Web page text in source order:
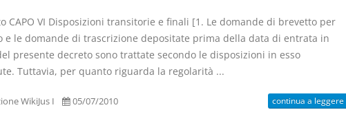
CAPO VI Disposizioni transitorie e finali [1. Le domande di brevetto per
e le domande di trascrizione depositate prima della data di entrata in
presente decreto sono trattate secondo le disposizioni in esso
Tuttavia, per quanto riguarda la regolarità ...
WikiJus I 05/07/2010 continua a leggere